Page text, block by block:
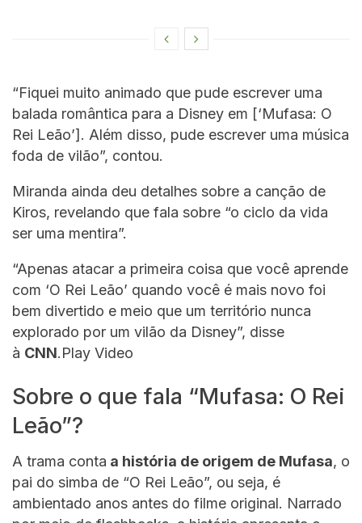
“Fiquei muito animado que pude escrever uma
balada romântica para a Disney em [‘Mufasa: O
Rei Leão’]. Além disso, pude escrever uma música
foda de vilão”, contou.
Miranda ainda deu detalhes sobre a canção de
Kiros, revelando que fala sobre “o ciclo da vida
ser uma mentira”.
“Apenas atacar a primeira coisa que você aprende
com ‘O Rei Leão’ quando você é mais novo foi
bem divertido e meio que um território nunca
explorado por um vilão da Disney”, disse
à CNN.Play Video
Sobre o que fala “Mufasa: O Rei
Leão”?
A trama conta a história de origem de Mufasa, o
pai do simba de “O Rei Leão”, ou seja, é
ambientado anos antes do filme original. Narrado